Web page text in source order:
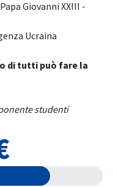
Giovanni XXIII -
Ucraina
di tutti può fare la
studenti